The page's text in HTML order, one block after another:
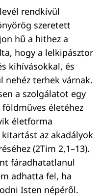
rendkívül
szeretett
hű a hithez a
hogy a lelkipásztor
kihívásokkal, és
nehéz terhek várnak.
a szolgálatot egy
életéhez
életforma
az akadályok
(2Tim 2,1–13).
fáradhatatlanul
adhatta fel, ha
Isten népéről.